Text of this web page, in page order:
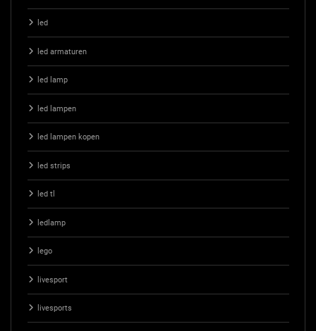
led
led armaturen
led lamp
led lampen
led lampen kopen
led strips
led tl
ledlamp
lego
livesport
livesports